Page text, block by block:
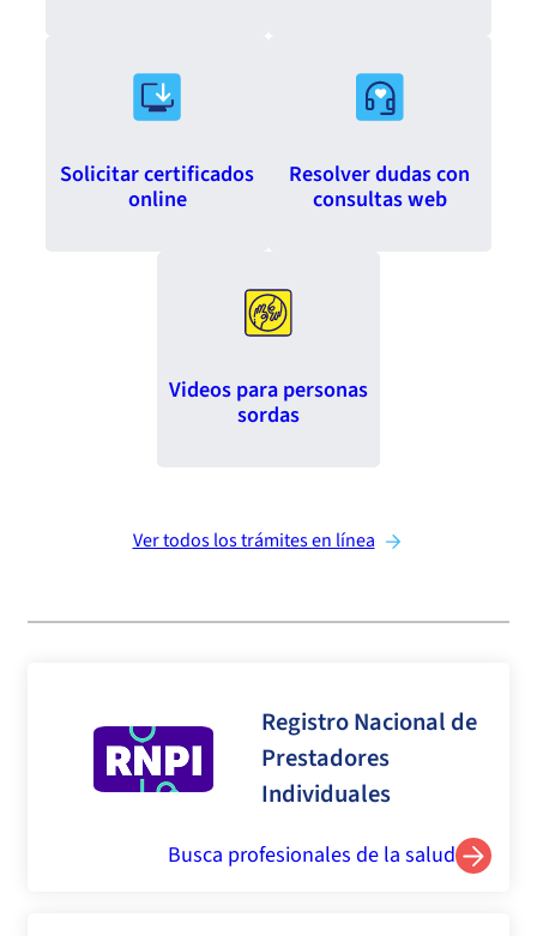
Solicitar certificados
online
Resolver dudas con
consultas web
Videos para personas
sordas
Ver todos los trámites en línea
Registro Nacional de
Prestadores
Individuales
Busca profesionales de la salud